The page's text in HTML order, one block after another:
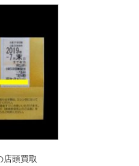
店頭買取